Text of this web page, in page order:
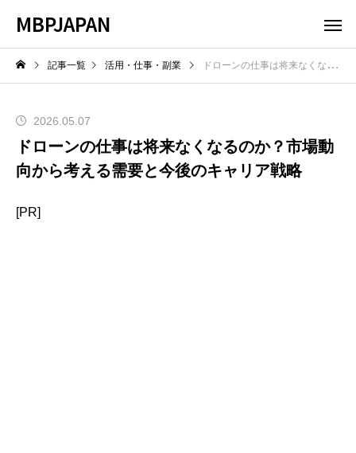
MBPJAPAN
記事一覧 活用・仕事・副業 ドローンの仕事は将来なくなるのか？市場動向から考える需要と今後のキャリア戦略
2026.05.07
ドローンの仕事は将来なくなるのか？市場動
向から考える需要と今後のキャリア戦略
[PR]